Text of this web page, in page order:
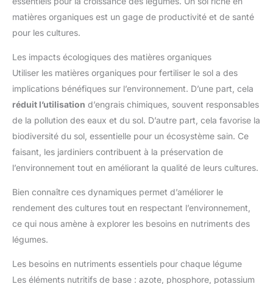
matières organiques est un gage de productivité et de santé
pour les cultures.
Les impacts écologiques des matières organiques
Utiliser les matières organiques pour fertiliser le sol a des
implications bénéfiques sur l’environnement. D’une part, cela
réduit l’utilisation d’engrais chimiques, souvent responsables
de la pollution des eaux et du sol. D’autre part, cela favorise la
biodiversité du sol, essentielle pour un écosystème sain. Ce
faisant, les jardiniers contribuent à la préservation de
l’environnement tout en améliorant la qualité de leurs cultures.
Bien connaître ces dynamiques permet d’améliorer le
rendement des cultures tout en respectant l’environnement,
ce qui nous amène à explorer les besoins en nutriments des
légumes.
Les besoins en nutriments essentiels pour chaque légume
Les éléments nutritifs de base : azote, phosphore, potassium